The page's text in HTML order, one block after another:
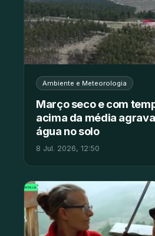
Ambiente e Meteorologia
Março seco e com
acima da média
água no solo
8 Jul. 2026, 12:50